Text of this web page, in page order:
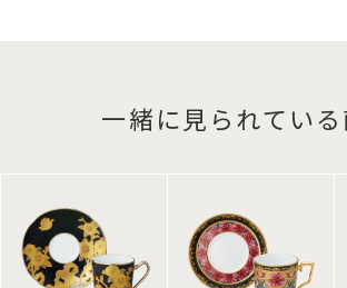
一緒に見られている